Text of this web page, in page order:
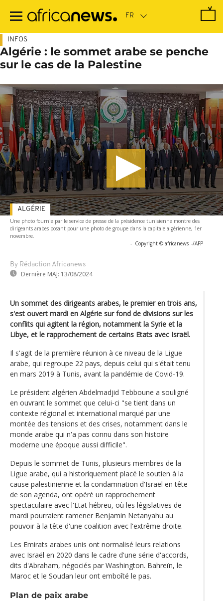
contenu
INFOS
Algérie : le sommet arabe se penche
sur le cas de la Palestine
Une photo fournie par le service de presse de la présidence tunisienne montre des
dirigeants arabes posant pour une photo de groupe dans la capitale algérienne, 1er
novembre.
- Copyright © africanews -/AFP
By Rédaction Africanews
Dernière MAJ: 13/08/2024
ALGÉRIE
Un sommet des dirigeants arabes, le premier en trois ans,
s'est ouvert mardi en Algérie sur fond de divisions sur les
conflits qui agitent la région, notamment la Syrie et la
Libye, et le rapprochement de certains Etats avec Israël.
Il s'agit de la première réunion à ce niveau de la Ligue
arabe, qui regroupe 22 pays, depuis celui qui s'était tenu
en mars 2019 à Tunis, avant la pandémie de Covid-19.
Le président algérien Abdelmadjid Tebboune a souligné
en ouvrant le sommet que celui-ci "se tient dans un
contexte régional et international marqué par une
montée des tensions et des crises, notamment dans le
monde arabe qui n'a pas connu dans son histoire
moderne une époque aussi difficile".
Depuis le sommet de Tunis, plusieurs membres de la
Ligue arabe, qui a historiquement placé le soutien à la
cause palestinienne et la condamnation d'Israël en tête
de son agenda, ont opéré un rapprochement
spectaculaire avec l'Etat hébreu, où les législatives de
mardi pourraient ramener Benjamin Netanyahu au
pouvoir à la tête d'une coalition avec l'extrême droite.
Les Emirats arabes unis ont normalisé leurs relations
avec Israël en 2020 dans le cadre d'une série d'accords,
dits d'Abraham, négociés par Washington. Bahreïn, le
Maroc et le Soudan leur ont emboîté le pas.
Plan de paix arabe